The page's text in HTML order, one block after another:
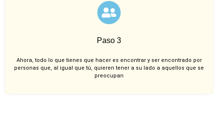
Paso 3
Ahora, todo lo que tienes que hacer es encontrar y ser encontrado por
personas que, al igual que tú, quieren tener a su lado a aquellos que se
preocupan